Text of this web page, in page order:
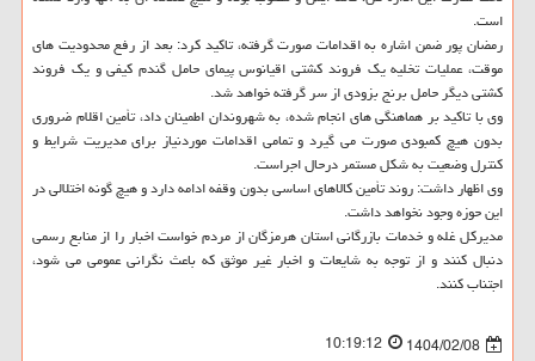
است.
رمضان پور ضمن اشاره به اقدامات صورت گرفته، تاکید کرد: بعد از رفع محدودیت های
موقت، عملیات تخلیه یک فروند کشتی اقیانوس پیمای حامل گندم کیفی و یک فروند
کشتی دیگر حامل برنج بزودی از سر گرفته خواهد شد.
وی با تاکید بر هماهنگی های انجام شده، به شهروندان اطمینان داد، تأمین اقلام ضروری
بدون هیچ کمبودی صورت می گیرد و تمامی اقدامات موردنیاز برای مدیریت شرایط و
کنترل وضعیت به شکل مستمر درحال اجراست.
وی اظهار داشت: روند تأمین کالاهای اساسی بدون وقفه ادامه دارد و هیچ گونه اختلالی در
این حوزه وجود نخواهد داشت.
مدیرکل غله و خدمات بازرگانی استان هرمزگان از مردم خواست اخبار را از منابع رسمی
دنبال کنند و از توجه به شایعات و اخبار غیر موثق که باعث نگرانی عمومی می شود،
اجتناب کنند.
1404/02/08
10:19:12